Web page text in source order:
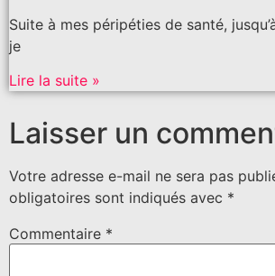
Suite à mes péripéties de santé,
je
Lire la suite »
Laisser un
Votre adresse e-mail ne sera pas
obligatoires sont indiqués avec *
Commentaire *